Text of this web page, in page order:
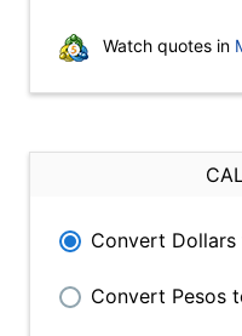
Watch quotes in
Convert Dollars
Convert Pesos